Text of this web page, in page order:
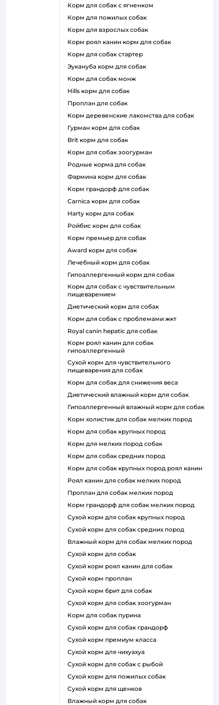
корм для собак с ягненком
корм для пожилых собак
корм для взрослых собак
корм роял канин корм для собак
корм для собак стартер
эукануба корм для собак
корм для собак монж
hills корм для собак
проплан для собак
корм деревенские лакомства для собак
гурман корм для собак
brit корм для собак
корм для собак зоогурман
родные корма для собак
фармина корм для собак
корм грандорф для собак
carnica корм для собак
harty корм для собак
ройбис корм для собак
корм премьер для собак
award корм для собак
лечебный корм для собак
гипоаллергенный корм для собак
корм для собак с чувствительным
пищеварением
диетический корм для собак
корм для собак с проблемами жкт
royal canin hepatic для собак
корм роял канин для собак
гипоаллергенный
сухой корм для чувствительного
пищеварения для собак
корм для собак для снижения веса
диетический влажный корм для собак
гипоаллергенный влажный корм для собак
корм холистик для собак мелких пород
корм для собак крупных пород
корм для мелких пород собак
корм для собак средних пород
корм для собак крупных пород роял канин
роял канин для собак мелких пород
проплан для собак мелких пород
корм грандорф для собак мелких пород
сухой корм для собак крупных пород
сухой корм для собак средних пород
влажный корм для собак мелких пород
сухой корм для собак
сухой корм роял канин для собак
сухой корм проплан
сухой корм брит для собак
сухой корм для собак зоогурман
корм для собак пурина
сухой корм для собак грандорф
сухой корм премиум класса
сухой корм для чихуахуа
сухой корм для собак с рыбой
сухой корм для пожилых собак
сухой корм для щенков
влажный корм для собак